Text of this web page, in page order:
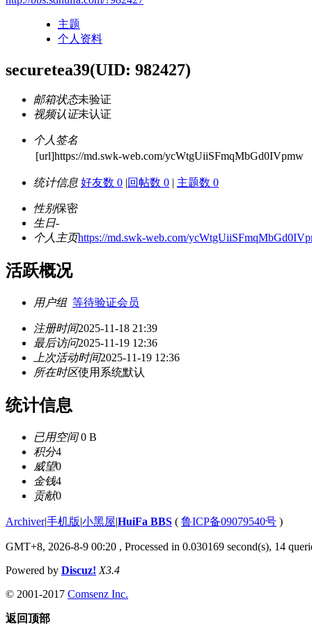
主题
个人资料
securetea39(UID: 982427)
邮箱状态未验证
视频认证未认证
个人签名
[url]https://md.swk-web.com/ycWtgUiiSFmqMbGd0IVpmw
统计信息 好友数 0 |回帖数 0 | 主题数 0
性别保密
生日-
个人主页https://md.swk-web.com/
活跃概况
用户组 等待验证会员
注册时间2025-11-18 21:39
最后访问2025-11-19 12:36
上次活动时间2025-11-19 12:36
所在时区使用系统默认
统计信息
已用空间0 B
积分4
威望0
金钱4
贡献0
Archiver|手机版|小黑屋|HuiFa BBS ( 鲁ICP备09079540号 )
GMT+8, 2026-8-9 00:20 , Processed in 0.030169 second(s), 14
Powered by Discuz! X3.4
© 2001-2017 Comsenz Inc.
返回顶部